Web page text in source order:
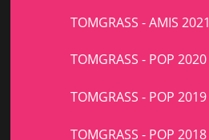
TOMGRASS - AMIS 2021
TOMGRASS - POP 2020
TOMGRASS - POP 2019
TOMGRASS - POP 2018